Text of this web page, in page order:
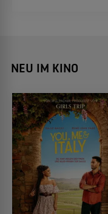
NEU IM KINO